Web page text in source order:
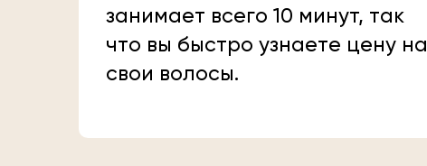
занимает всего 10 минут, так
что вы быстро узнаете цену на
свои волосы.